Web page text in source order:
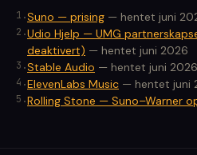
1 .Suno — prising — hentet juni
2 .Udio Hjelp — UMG
deaktivert) — hentet juni 2026
3 .Stable Audio — hentet juni 2026
4 .ElevenLabs Music — hentet juni
5 .Rolling Stone — Suno–Warner